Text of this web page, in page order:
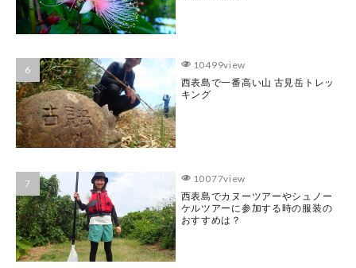
10499view
西表島で一番高い山 古見岳トレッ
キング
10077view
西表島でカヌーツアーやシュノー
ケルツアーに参加する時の服装の
おすすめは？